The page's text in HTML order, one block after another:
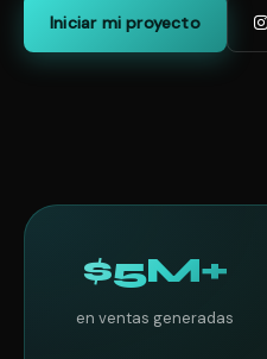
Iniciar mi proyecto
$5M+
en ventas generadas